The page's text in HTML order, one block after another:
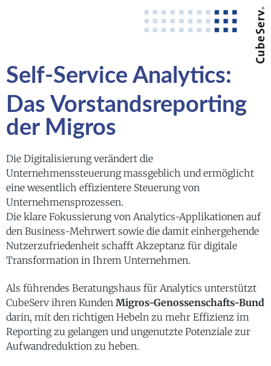
Self-Service Analytics:
Das Vorstandsreporting
der Migros
Die Digitalisierung verändert die
Unternehmenssteuerung massgeblich und ermöglicht
eine wesentlich effizientere Steuerung von
Unternehmensprozessen.
Die klare Fokussierung von Analytics-Applikationen auf
den Business-Mehrwert sowie die damit einhergehende
Nutzerzufriedenheit schafft Akzeptanz für digitale
Transformation in Ihrem Unternehmen.
Als führendes Beratungshaus für Analytics unterstützt
CubeServ ihren Kunden Migros-Genossenschafts-Bund
darin, mit den richtigen Hebeln zu mehr Effizienz im
Reporting zu gelangen und ungenutzte Potenziale zur
Aufwandreduktion zu heben.